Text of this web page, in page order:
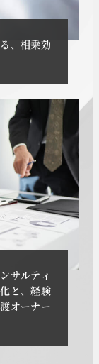
、相乗効
サルティ
と、経験
オーナー